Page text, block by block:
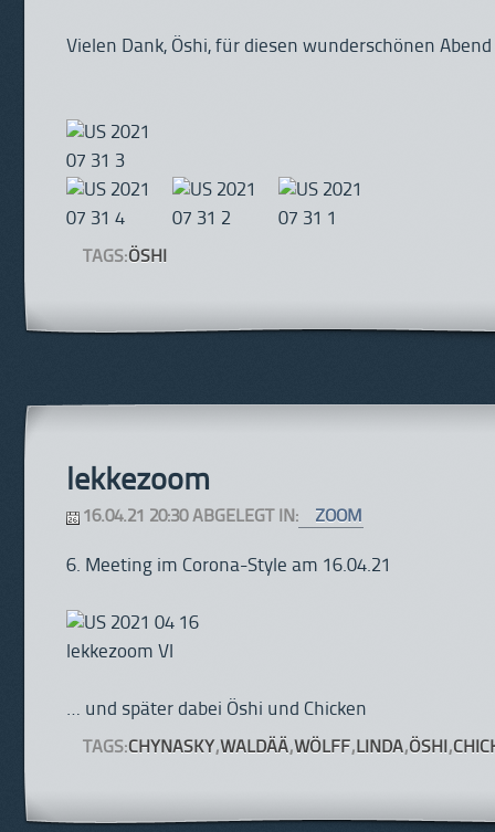
Vielen Dank, Öshi, für diesen wunderschönen
TAGS:ÖSHI
lekkezoom
16.04.21 20:30 ABGELEGT IN: ZOOM
6. Meeting im Corona-Style am 16.04.21
… und später dabei Öshi und Chicken
TAGS:CHYNASKY,WALDÄÄ,WÖLFF, LINDA,ÖSHI ,